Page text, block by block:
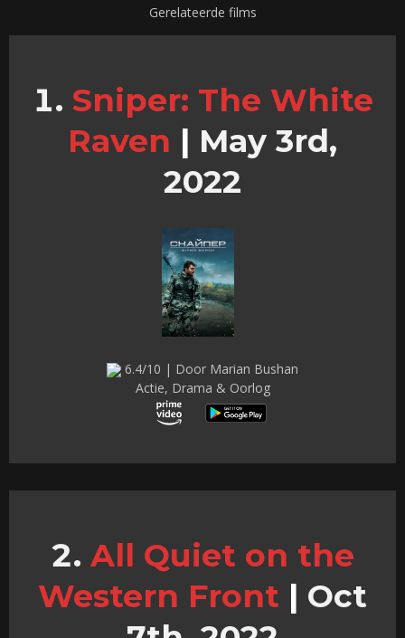
Gerelateerde films
Sniper: The White
Raven | May 3rd,
2022
6.4/10 | Door Marian Bushan
Actie, Drama & Oorlog
All Quiet on the
Western Front | Oct